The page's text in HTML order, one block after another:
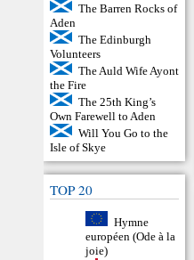
The Barren Rocks of
Aden
The Edinburgh
Volunteers
The Auld Wife Ayont
the Fire
The 25th King’s
Own Farewell to Aden
Will You Go to the
Isle of Skye
TOP 20
Hymne
européen (Ode à la
joie)